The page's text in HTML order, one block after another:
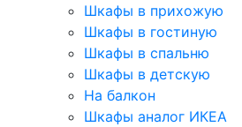
Шкафы в прихожую
Шкафы в гостиную
Шкафы в спальню
Шкафы в детскую
На балкон
Шкафы аналог ИКЕА